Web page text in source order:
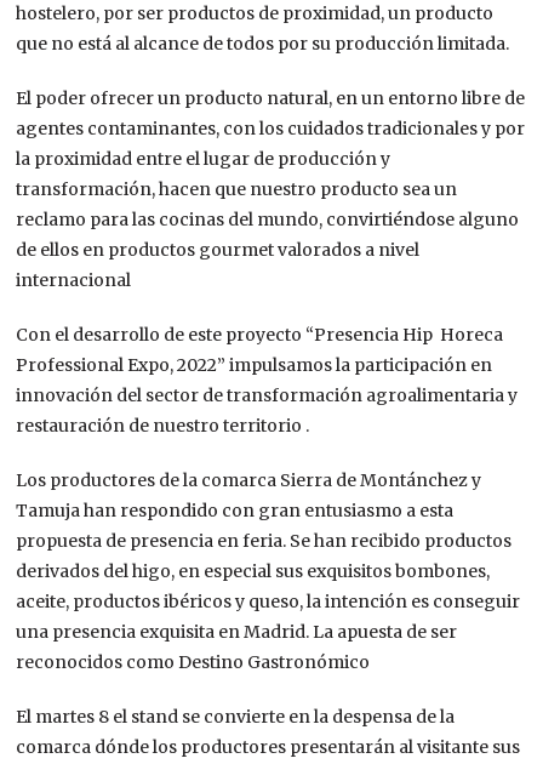
hostelero, por ser productos de proximidad, un producto
que no está al alcance de todos por su producción limitada.
El poder ofrecer un producto natural, en un entorno libre de
agentes contaminantes, con los cuidados tradicionales y por
la proximidad entre el lugar de producción y
transformación, hacen que nuestro producto sea un
reclamo para las cocinas del mundo, convirtiéndose alguno
de ellos en productos gourmet valorados a nivel
internacional
Con el desarrollo de este proyecto “Presencia Hip Horeca
Professional Expo, 2022” impulsamos la participación en
innovación del sector de transformación agroalimentaria y
restauración de nuestro territorio .
Los productores de la comarca Sierra de Montánchez y
Tamuja han respondido con gran entusiasmo a esta
propuesta de presencia en feria. Se han recibido productos
derivados del higo, en especial sus exquisitos bombones,
aceite, productos ibéricos y queso, la intención es conseguir
una presencia exquisita en Madrid. La apuesta de ser
reconocidos como Destino Gastronómico
El martes 8 el stand se convierte en la despensa de la
comarca dónde los productores presentarán al visitante sus